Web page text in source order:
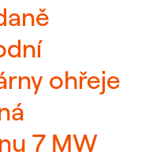
ohřeje
7 MW